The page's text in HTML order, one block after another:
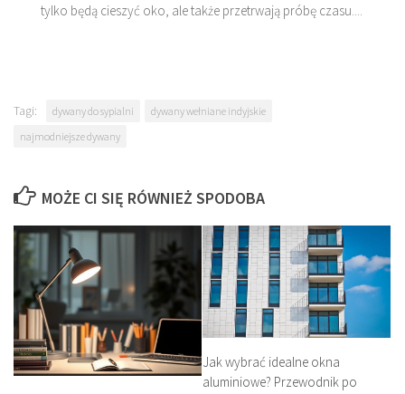
tylko będą cieszyć oko, ale także przetrwają próbę czasu....
Tagi: dywany do sypialni
dywany wełniane indyjskie
najmodniejsze dywany
MOŻE CI SIĘ RÓWNIEŻ SPODOBA
Jak wybrać idealne okna
aluminiowe? Przewodnik po